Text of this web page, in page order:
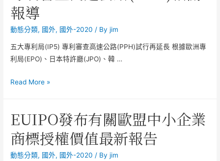
報導
動態分類, 國外, 國外-2020 / Byjim
五大專利局(IP5) 專利審查高速公路(PPH)試行再延長 根據歐洲專
利局(EPO)、日本特許廳(JPO)、韓 …
Read More »
EUIPO發布有關歐盟中小企業
商標授權價值最新報告
動態分類, 國外, 國外-2020 / Byjim